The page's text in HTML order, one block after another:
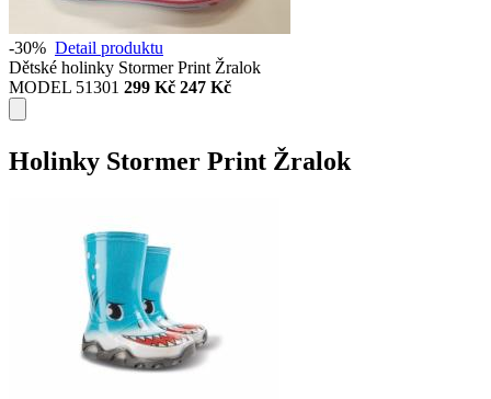
-30% Detail produktu
Dětské holinky Stormer Print Žralok
MODEL 51301 299 Kč 247 Kč
Holinky Stormer Print Žralok